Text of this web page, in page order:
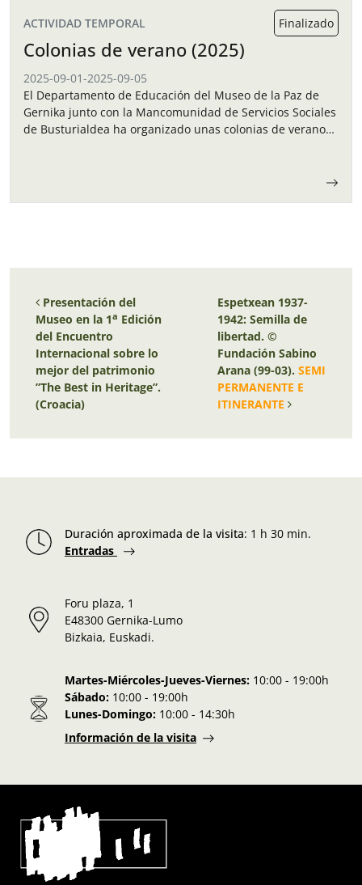
ACTIVIDAD TEMPORAL Finalizado
Colonias de verano (2025)
2025-09-01-2025-09-05
El Departamento de Educación del Museo de la Paz de
Gernika junto con la Mancomunidad de Servicios Sociales
de Busturialdea ha organizado unas colonias de verano
Navegación de entradas
Presentación del
Museo en la 1a Edición
del Encuentro
Internacional sobre lo
mejor del patrimonio
”The Best in Heritage”.
(Croacia)
Espetxean 1937-
1942: Semilla de
libertad. ©
Fundación Sabino
Arana (99-03). SEMI
PERMANENTE E
ITINERANTE
Duración aproximada de la visita: 1 h 30 min.
Entradas
Foru plaza, 1
E48300 Gernika-Lumo
Bizkaia, Euskadi.
Martes-Miércoles-Jueves-Viernes: 10:00 - 19:00h
Sábado: 10:00 - 19:00h
Lunes-Domingo: 10:00 - 14:30h
Información de la visita